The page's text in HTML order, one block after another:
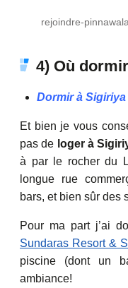
rejoindre-
4) Où
Dormir à
Et bien je vous
pas de loger à
à par le rocher du
longue rue
bars, et bien sûr des
Pour ma part j’ai
Sundaras Resort &
piscine (dont un
ambiance!